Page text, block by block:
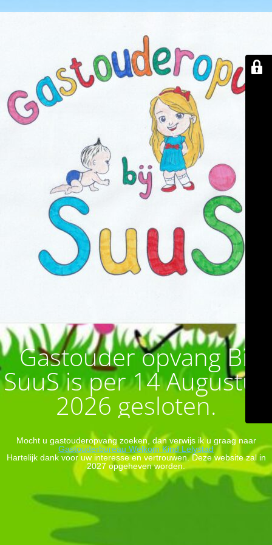
Gastouder opvang Bij
SuuS is per 14 Augustus
2026 gesloten.
Mocht u gastouderopvang zoeken, dan verwijs ik u graag naar
Gastouderbureau Welkom Kind Lelystad
Hartelijk dank voor uw interesse en vertrouwen. Deze website zal in
2027 opgeheven worden.